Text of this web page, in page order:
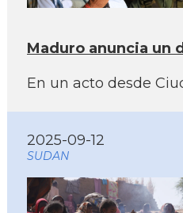
Maduro anuncia un
En un acto desde
2025-09-12
SUDAN